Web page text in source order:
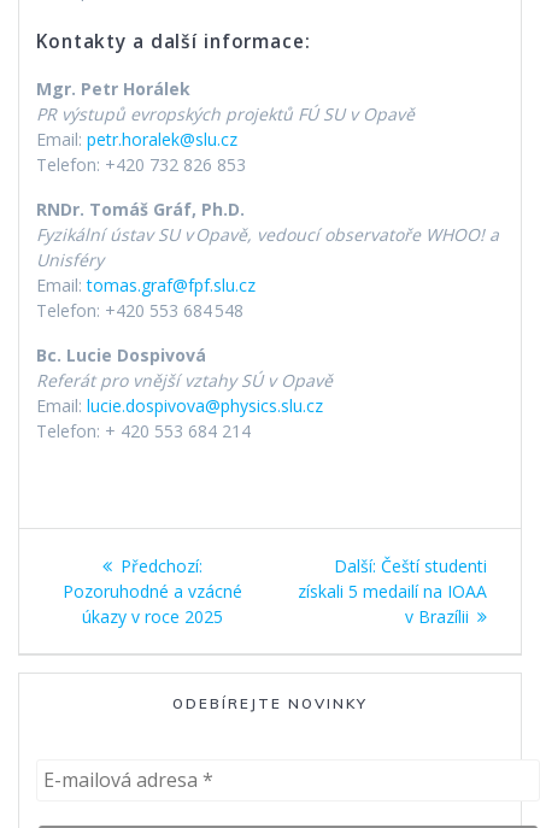
Kontakty a další informace:
Mgr. Petr Horálek
PR výstupů evropských projektů FÚ SU v Opavě
Email: petr.horalek@slu.cz
Telefon: +420 732 826 853
RNDr. Tomáš Gráf, Ph.D.
Fyzikální ústav SU vOpavě, vedoucí observatoře WHOO! a
Unisféry
Email:tomas.graf@fpf.slu.cz
Telefon: +420 553 684 548
Bc. Lucie Dospivová
Referát pro vnější vztahy SÚ v Opavě
Email: lucie.dospivova@physics.slu.cz
Telefon: + 420 553 684 214
Navigace
pro
příspěvek
Předchozí:
příspěvek:
Pozoruhodné a vzácné
úkazy v roce 2025
Další: Další
příspěvek:
Čeští studenti
získali 5 medailí na IOAA
v Brazílii
ODEBÍREJTE NOVINKY